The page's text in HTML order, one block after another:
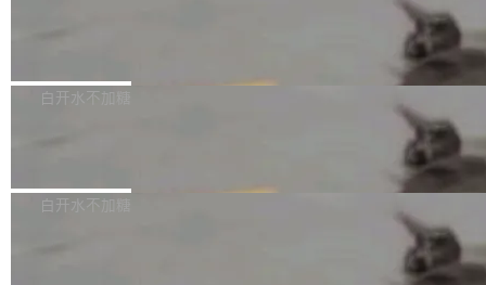
自研的多个文生3D和...
整性保护。效果是：吞吐量提升 41%，每 token
让语音识别不再只是听清，而是真正听懂。通过
w 不要求标准普通话，方言识别覆盖粤语、吴语
新和少量网页兼容性修复版本。 Changes/fixe
容提供的字体时出现的几个问题 为避免音频加
白开水不加糖
发布的 Release Notes，他利用 AI 工具（如 Co
白开水不加糖